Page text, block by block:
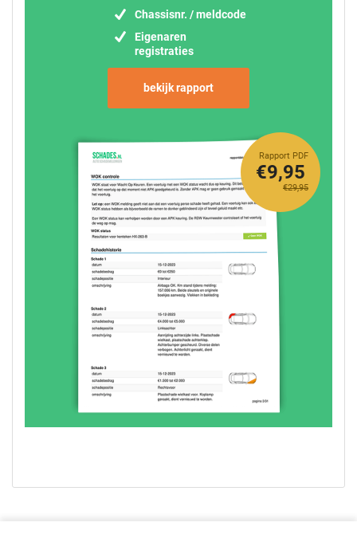
Chassisnr. / meldcode
Eigenaren
registraties
bekijk rapport
Rapport PDF
€29,95
€9,95